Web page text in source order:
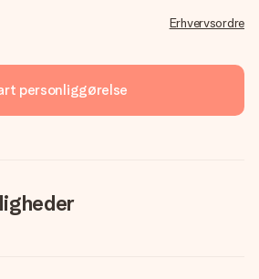
Erhvervsordre
personliggørelse